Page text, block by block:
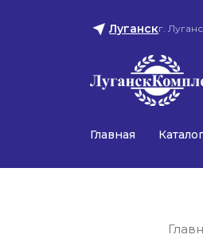
Луганскг.
Главная